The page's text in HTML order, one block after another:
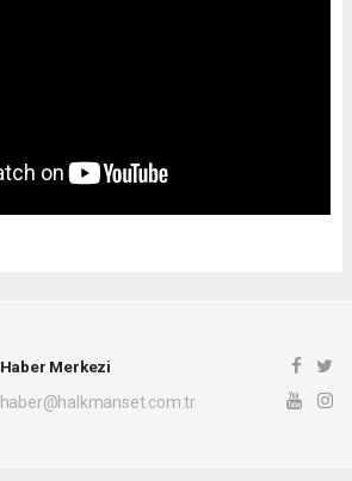
Haber Merkezi
haber@halkmanset.com.tr